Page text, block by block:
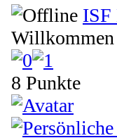
ISF
Willkommen
8 Punkte